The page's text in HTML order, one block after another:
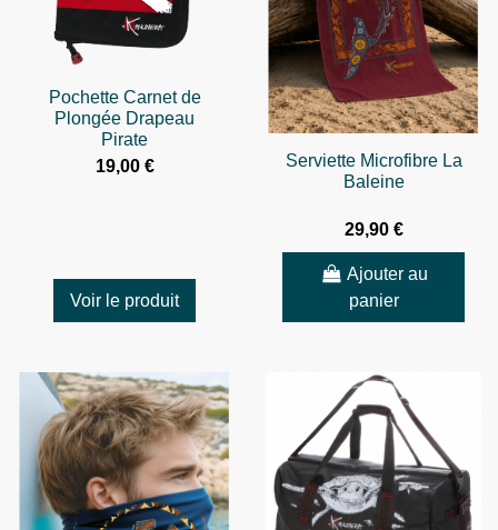
Pochette Carnet de
Plongée Drapeau
Pirate
19,00 €
Voir le produit
Serviette Microfibre La
Baleine
29,90 €
Ajouter au
panier